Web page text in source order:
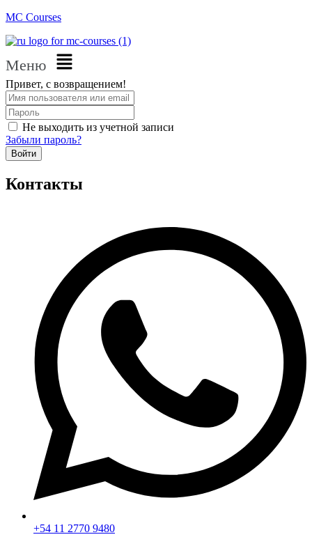
MC Courses
Меню
Привет, с возвращением!
Не выходить из учетной записи
Забыли пароль?
Войти
Контакты
+54 11 2770 9480